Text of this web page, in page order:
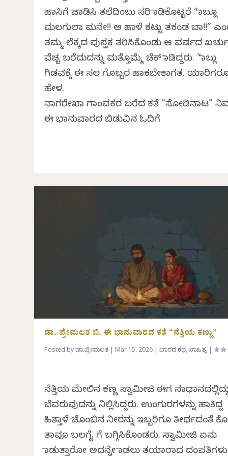
ಹಾಸಿಗೆ ಜಾಡಿಸಿ ತಲೆದಿಂಬು ಸರಿ ಮಾಡಿಕೊಟ್ಟರೆ “ಮಾಬ್ಲೂ
ಮಲಗುಲಾ ಮನೇ!! ಆ ಹಾಳೆ ಕಟ್ಟು ತಕಂಡ ಬಾ!!”
ತಮ್ಮ ಲೆಕ್ಕದ ಪುಸ್ತಕ ತರಿಸಿಕೊಂಡು ಆ ವರ್ಷದ
ವೆಚ್ಚ ಬರೆದುದನ್ನು ಮತ್ತೊಮ್ಮೆ ಚೆಕ್ ಮಾಡಿದ್ದರು. “ಮಾಬ್ಲು
ಗಿಡವಕ್ಕೆ ಈ ಸಲ ಗೊಬ್ಬರ ಹಾಕಬೇಕಾಗತ.
ಹೇಳ.
ನಾಗರೇಖಾ ಗಾಂವಕರ ಬರೆದ ಕತೆ “ಸೋಡಿನಾಟ”
ಈ ಭಾನುವಾರದ ಬಿಡುವಿನ ಓದಿಗೆ
ಡಾ. ಪ್ರೇಮಲತ ಬಿ. ಈ ಭಾನುವಾರದ ಕತೆ “ನೆತ್ತಿಯ ಕಣ್ಣು”
Posted byಡಾ.ಪ್ರೇಮಲತ Mar 15, 2026 |ವಾರದ ಕಥೆ,ಸಾಹಿತ್ಯ |
ನೆತ್ತಿಯ ಮೇಲಿನ ಕಣ್ಣ ಸ್ವಾಮೀಜಿ ಈಗ
ಬೆವರುವುದನ್ನು ನಿಲ್ಲಿಸಿದ್ದರು. ಉಂಗುರಗಳನ್ನು ಹಾಕಿದ್ದ
ಹಿತ್ತಾಳೆ ಚೊಂಬಿನ ನೀರನ್ನು ಇಬ್ಬರಿಗೂ ತೀರ್ಥದಂತೆ
ತಾವೂ ಬಲಗೈ ಗೆ ಬಗ್ಗಿಸಿಕೊಂಡರು. ಸ್ವಾಮೀಜಿ ಏನು
ಮಾಡುತ್ತಾರೋ ಅದನ್ನೇ ಮಾಡಲು ತಯಾರಾದ ದಂಪತಿಗಳು